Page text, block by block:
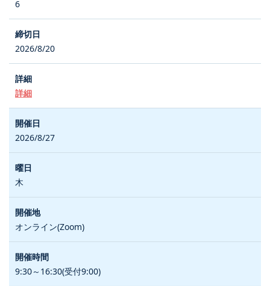
6
2026/8/20
詳細
2026/8/27
木
オンライン(Zoom)
9:30～16:30(受付9:00)